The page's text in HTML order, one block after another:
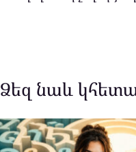
Ձեզ նաև